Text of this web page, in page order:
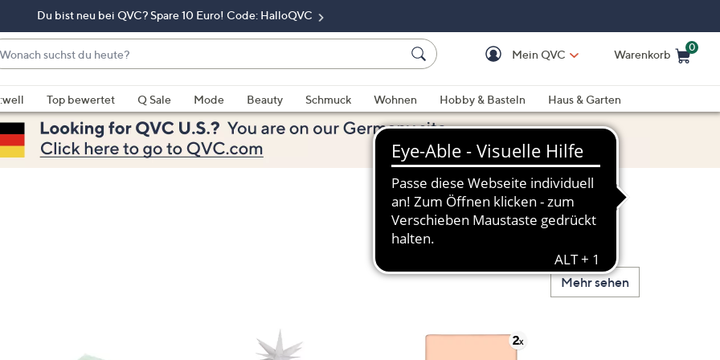
Du bist neu bei QVC? Spare 10 Euro! Code: HalloQVC
Mein QVC Warenkorb
0
Top bewertet Q Sale Mode Beauty Schmuck Wohnen Hobby & Basteln
Haus & Garten
Mehr sehen